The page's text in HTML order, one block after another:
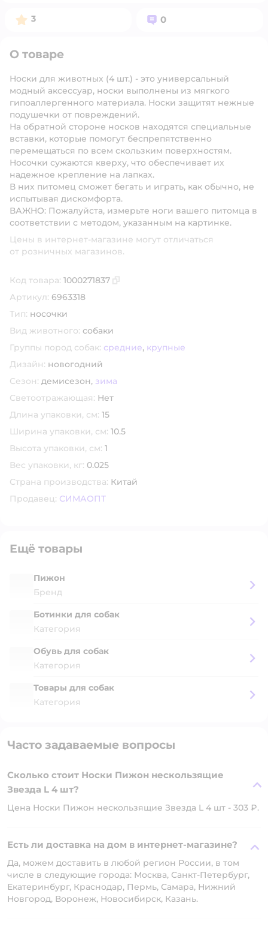
Рейтинг:
3 Вопросов:
0
О товаре
Носки для животных (4 шт.) - это универсальный
модный аксессуар, носки выполнены из мягкого
гипоаллергенного материала. Носки защитят нежные
подушечки от повреждений.
На обратной стороне носков находятся специальные
вставки, которые помогут беспрепятственно
перемещаться по всем скользким поверхностям.
Носочки сужаются кверху, что обеспечивает их
надежное крепление на лапках.
В них питомец сможет бегать и играть, как обычно, не
испытывая дискомфорта.
ВАЖНО: Пожалуйста, измерьте ноги вашего питомца в
соответствии с методом, указанным на картинке.
Цены в интернет-магазине могут отличаться
от розничных магазинов.
Код товара: 1000271837
Артикул: 6963318
Тип: носочки
Вид животного: собаки
Группы пород собак: средние, крупные
Дизайн: новогодний
Сезон: демисезон, зима
Светоотражающая: Нет
Длина упаковки, см: 15
Ширина упаковки, см: 10.5
Высота упаковки, см: 1
Вес упаковки, кг: 0.025
Страна производства: Китай
Продавец: СИМАОПТ
Ещё товары
Пижон
Бренд
Ботинки для собак
Категория
Обувь для собак
Категория
Товары для собак
Категория
Часто задаваемые вопросы
Сколько стоит Носки Пижон нескользящие
Звезда L 4 шт?
Цена Носки Пижон нескользящие Звезда L 4 шт - 303 ₽.
Есть ли доставка на дом в интернет-магазине?
Да, можем доставить в любой регион России, в том
числе в следующие города: Москва, Санкт-Петербург,
Екатеринбург, Краснодар, Пермь, Самара, Нижний
Новгород, Воронеж, Новосибирск, Казань.